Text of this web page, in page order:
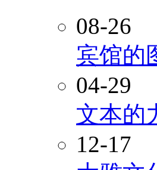
08-26
宾馆的
04-29
文本的
12-17